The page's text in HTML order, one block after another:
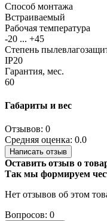
Способ монтажа
Встраиваемый
Рабочая температура
-20 ... +45
Степень
IP20
Гарантия, мес.
60
Габариты и вес
Отзывов: 0
Средняя оценка: 0.0
Написать отзыв
Оставить отзыв о
Так мы формируем
Нет отзывов об этом
Вопросов: 0